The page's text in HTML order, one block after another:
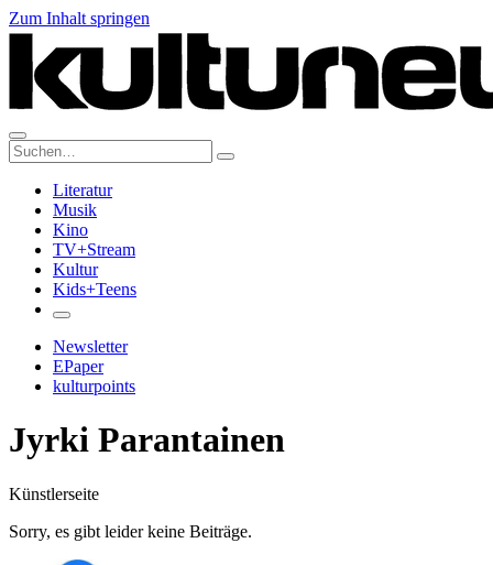
Zum Inhalt springen
Suche:
Literatur
Musik
Kino
TV+Stream
Kultur
Kids+Teens
Newsletter
EPaper
kulturpoints
Jyrki Parantainen
Künstlerseite
Sorry, es gibt leider keine Beiträge.